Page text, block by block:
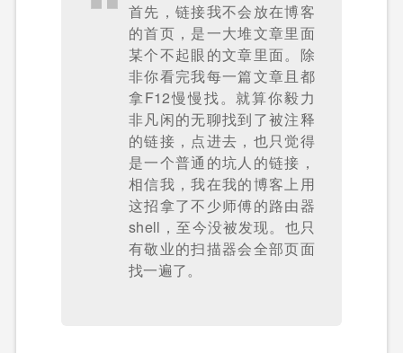
首先，链接我不会放在博客
的首页，是一大堆文章里面
某个不起眼的文章里面。除
非你看完我每一篇文章且都
拿F12慢慢找。就算你毅力
非凡闲的无聊找到了被注释
的链接，点进去，也只觉得
是一个普通的坑人的链接，
相信我，我在我的博客上用
这招拿了不少师傅的路由器
shell，至今没被发现。也只
有敬业的扫描器会全部页面
找一遍了。